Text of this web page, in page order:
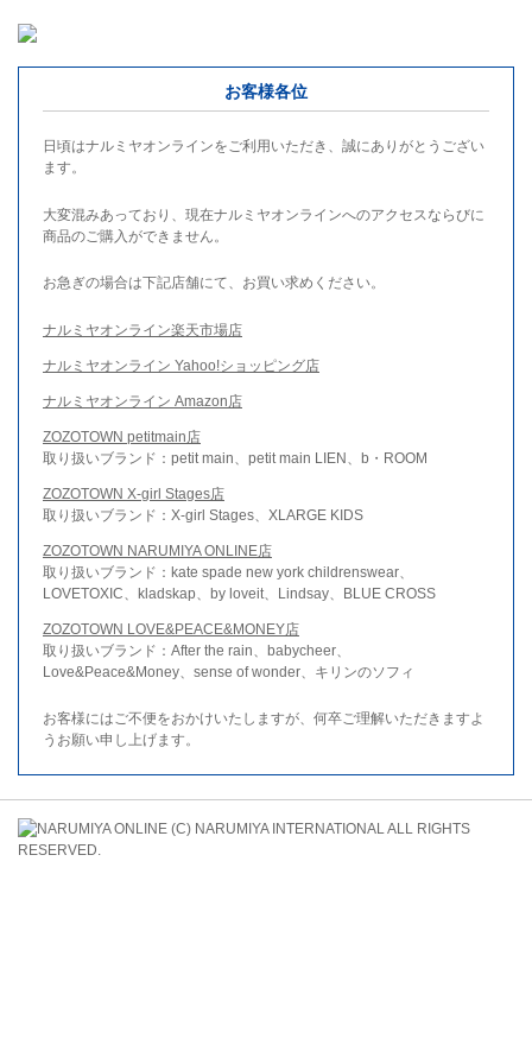
お客様各位
日頃はナルミヤオンラインをご利用いただき、誠にありがとうござい
ます。
大変混みあっており、現在ナルミヤオンラインへのアクセスならびに
商品のご購入ができません。
お急ぎの場合は下記店舗にて、お買い求めください。
ナルミヤオンライン楽天市場店
ナルミヤオンライン Yahoo!ショッピング店
ナルミヤオンライン Amazon店
ZOZOTOWN petitmain店
取り扱いブランド：petit main、petit main LIEN、b・ROOM
ZOZOTOWN X-girl Stages店
取り扱いブランド：X-girl Stages、XLARGE KIDS
ZOZOTOWN NARUMIYA ONLINE店
取り扱いブランド：kate spade new york childrenswear、
LOVETOXIC、kladskap、by loveit、Lindsay、BLUE CROSS
ZOZOTOWN LOVE&PEACE&MONEY店
取り扱いブランド：After the rain、babycheer、
Love&Peace&Money、sense of wonder、キリンのソフィ
お客様にはご不便をおかけいたしますが、何卒ご理解いただきますよ
うお願い申し上げます。